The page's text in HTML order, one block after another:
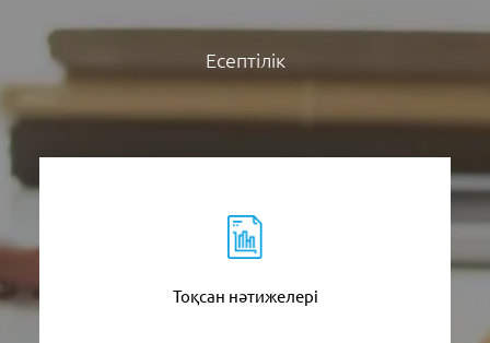
Есептілік
Тоқсан нәтижелері